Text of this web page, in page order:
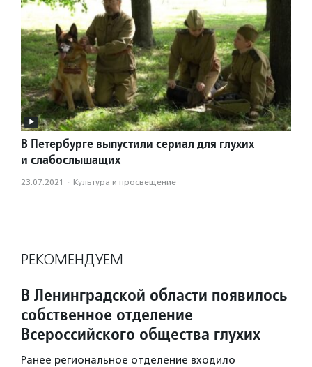
В Петербурге выпустили сериал для глухих
и слабослышащих
23.07.2021 · Культура и просвещение
РЕКОМЕНДУЕМ
В Ленинградской области появилось
собственное отделение
Всероссийского общества глухих
Ранее региональное отделение входило